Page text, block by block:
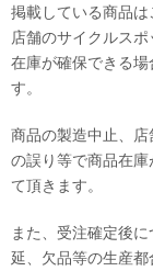
掲載している商品
店舗のサイクルス
在庫が確保できる
す。
商品の製造中止、
の誤り等で商品在
て頂きます。
また、受注確定後
延、欠品等の生産